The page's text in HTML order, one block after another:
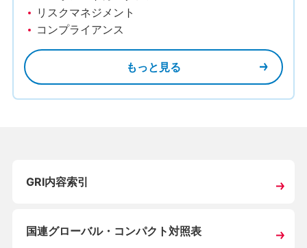
リスクマネジメント
コンプライアンス
もっと見る
GRI内容索引
国連グローバル・ コンパクト対照表